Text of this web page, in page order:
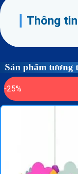
Thông
Sản phẩm tương
-25%